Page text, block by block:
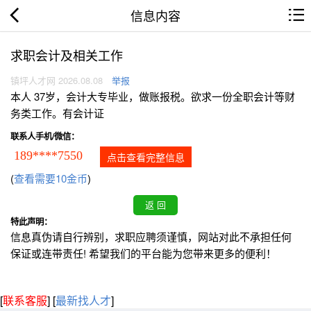
信息内容
求职会计及相关工作
镇坪人才网 2026.08.08 举报
本人 37岁，会计大专毕业，做账报税。欲求一份全职会计等财
务类工作。有会计证
联系人手机/微信：
189****7550 点击查看完整信息
(查看需要10金币)
特此声明：
信息真伪请自行辨别，求职应聘须谨慎，网站对此不承担任何
保证或连带责任! 希望我们的平台能为您带来更多的便利！
[联系客服] [最新找人才]